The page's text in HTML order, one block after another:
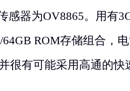
感器为OV8865。用有
ROM存储组合，
很有可能采用高通的快